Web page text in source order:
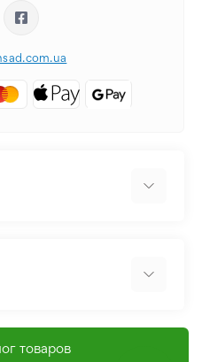
товаров